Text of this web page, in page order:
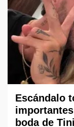
Escándalo
boda de